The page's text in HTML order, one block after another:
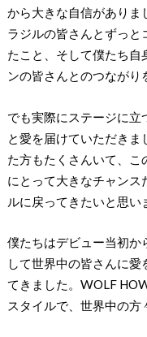
から⼤きな⾃信がありま
ラジルの皆さんとずっと
たこと、そして僕たち⾃
ンの皆さんとのつながり
でも実際にステージに
と愛を届けていただき
た⽅もたくさんいて、
にとって⼤きなチャンス
ルに戻ってきたいと思い
僕たちはデビュー当初か
して世界中の皆さんに
てきました。WOLF
スタイルで、世界中の⽅